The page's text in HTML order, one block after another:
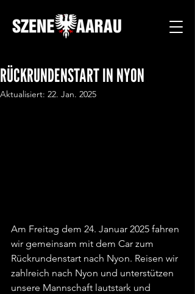
RÜCKRUNDENSTART IN NYON
Aktualisiert: 22. Jan. 2025
Am Freitag dem 24. Januar 2025 fahren
wir gemeinsam mit dem Car zum
Rückrundenstart nach Nyon. Reisen wir
zahlreich nach Nyon und unterstützen
unsere Mannschaft lautstark und